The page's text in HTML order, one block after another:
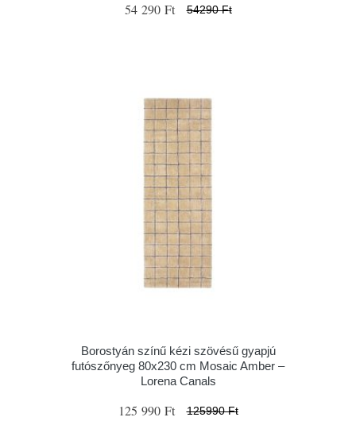
54 290 Ft 54290 Ft
Borostyán színű kézi szövésű gyapjú
futószőnyeg 80x230 cm Mosaic Amber –
Lorena Canals
125 990 Ft 125990 Ft